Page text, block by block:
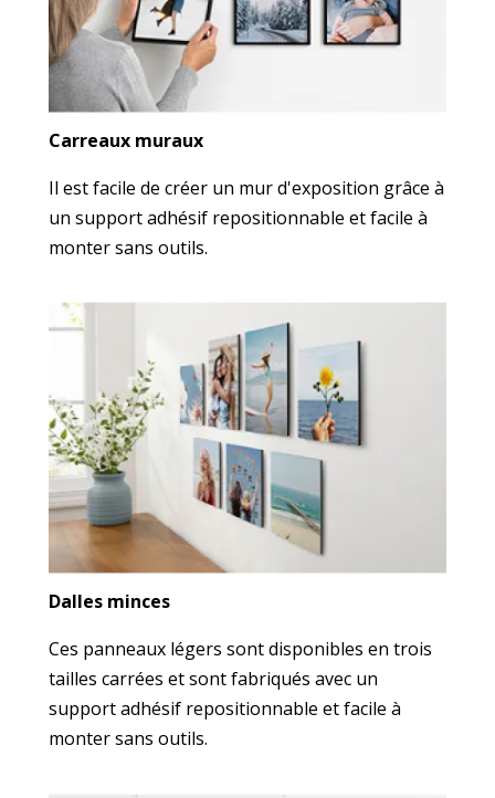
Carreaux muraux
Il est facile de créer un mur d'exposition grâce à
un support adhésif repositionnable et facile à
monter sans outils.
Dalles minces
Ces panneaux légers sont disponibles en trois
tailles carrées et sont fabriqués avec un
support adhésif repositionnable et facile à
monter sans outils.